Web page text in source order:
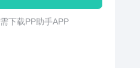
需 下 载 P P 助 手 A P P